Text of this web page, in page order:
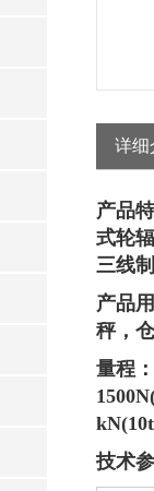
详细
产品
式轮
三线
产品
秤，
量程
技术